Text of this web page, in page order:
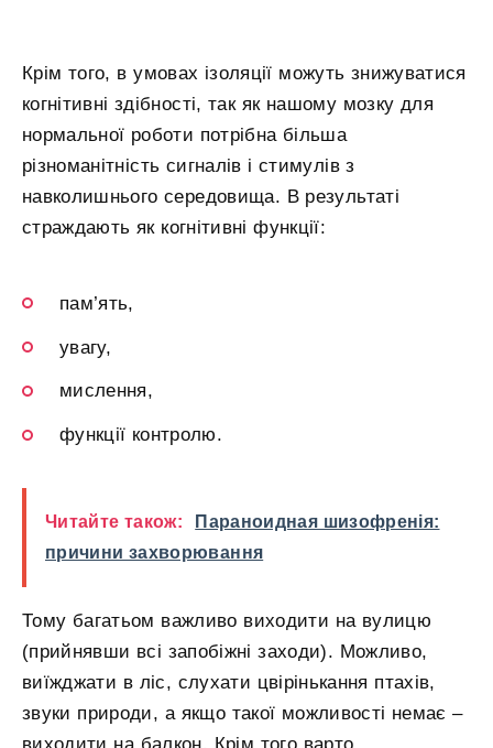
Крім того, в умовах ізоляції можуть знижуватися
когнітивні здібності, так як нашому мозку для
нормальної роботи потрібна більша
різноманітність сигналів і стимулів з
навколишнього середовища. В результаті
страждають як когнітивні функції:
пам’ять,
увагу,
мислення,
функції контролю.
Читайте також:
Параноидная шизофренія:
причини захворювання
Тому багатьом важливо виходити на вулицю
(прийнявши всі запобіжні заходи). Можливо,
виїжджати в ліс, слухати цвірінькання птахів,
звуки природи, а якщо такої можливості немає –